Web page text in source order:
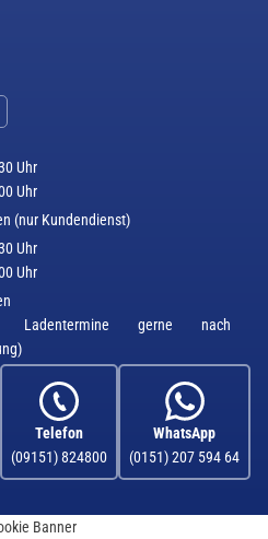
Uhr
Uhr
(nur Kundendienst)
Uhr
Uhr
Ladentermine gerne nach
Telefon
(09151) 824800
WhatsApp
(0151) 207 594 64
Banner